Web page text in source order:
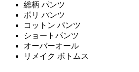
総柄 パンツ
ポリ パンツ
コットン パンツ
ショートパンツ
オーバーオール
リメイク ボトムス